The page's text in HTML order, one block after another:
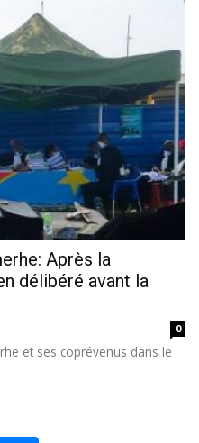
Après la
délibéré avant la
0
et ses coprévenus dans le